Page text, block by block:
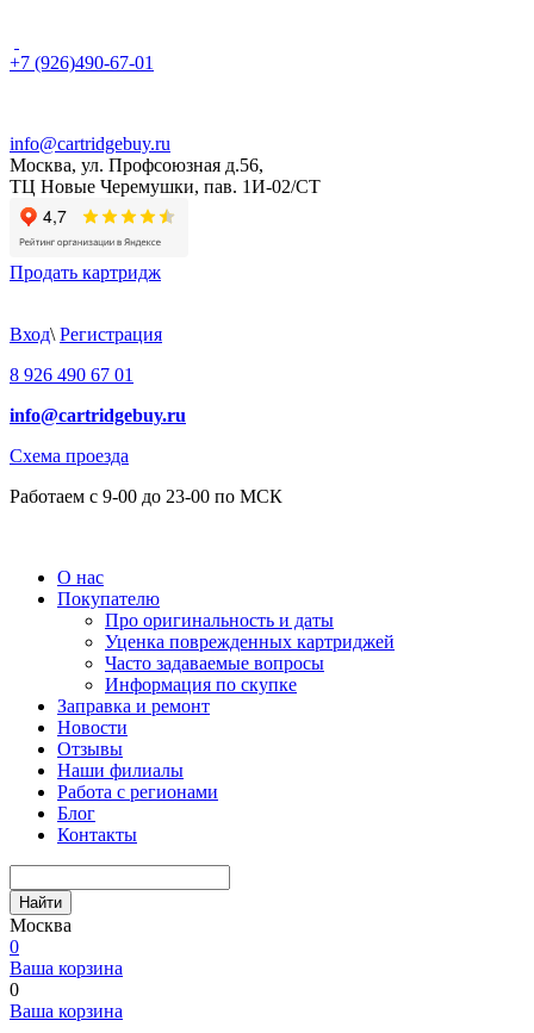
+7 (926)490-67-01
info@cartridgebuy.ru
Москва, ул. Профсоюзная д.56,
ТЦ Новые Черемушки, пав. 1И-02/СТ
Продать картридж
Вход\ Регистрация
8 926 490 67 01
info@cartridgebuy.ru
Схема проезда
Работаем с 9-00 до 23-00 по МСК
О нас
Покупателю
Про оригинальность и даты
Уценка поврежденных картриджей
Часто задаваемые вопросы
Информация по скупке
Заправка и ремонт
Новости
Отзывы
Наши филиалы
Работа с регионами
Блог
Контакты
Найти
Москва
0
Ваша корзина
0
Ваша корзина